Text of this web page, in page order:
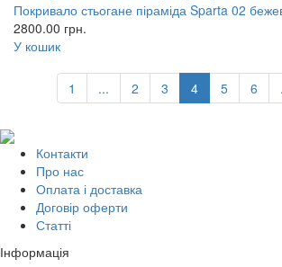
Покривало стьогане піраміда Sparta 02
2800.00 грн.
У кошик
1 ... 2 3 4 5 6
Контакти
Про нас
Оплата і доставка
Договір оферти
Статті
Інформація